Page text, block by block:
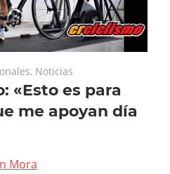
, Noticias
«Esto es para
me apoyan día
Mora